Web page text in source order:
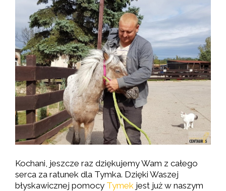
Kochani, jeszcze raz dziękujemy Wam z całego
serca za ratunek dla Tymka. Dzięki Waszej
błyskawicznej pomocy Tymek jest już w naszym